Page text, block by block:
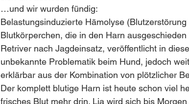
…und wir wurden fündig:
Belastungsinduzierte Hämolyse
Blutkörperchen, die in den Harn
Retriver nach Jagdeinsatz, veröffentlicht in
unbekannte Problematik beim Hund, jedoch
erklärbar aus der Kombination von plötzlicher
Der komplett blutige Harn ist heute schon viel
frisches Blut mehr drin. Lia wird sich bis